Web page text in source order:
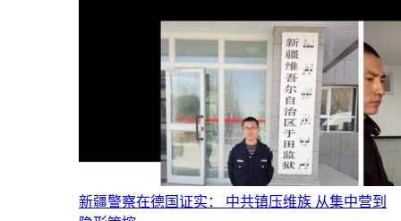
新疆警察在德国证实： 中共镇压维族 从集中营到